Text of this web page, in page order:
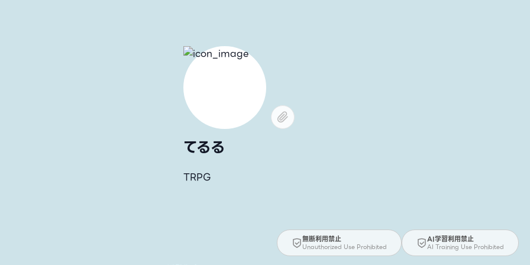
てるる
TRPG
無断利用禁止
Unauthorized Use Prohibited
AI学習利用禁止
AI Training Use Prohibited